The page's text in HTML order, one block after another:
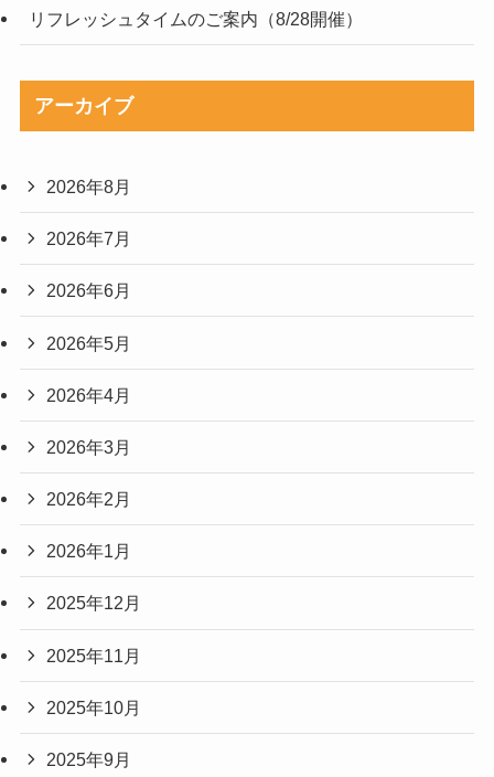
リフレッシュタイムのご案内（8/28開催）
アーカイブ
2026年8月
2026年7月
2026年6月
2026年5月
2026年4月
2026年3月
2026年2月
2026年1月
2025年12月
2025年11月
2025年10月
2025年9月